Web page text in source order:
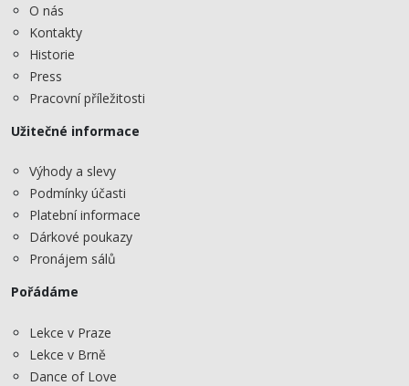
O nás
Kontakty
Historie
Press
Pracovní příležitosti
Užitečné informace
Výhody a slevy
Podmínky účasti
Platební informace
Dárkové poukazy
Pronájem sálů
Pořádáme
Lekce v Praze
Lekce v Brně
Dance of Love